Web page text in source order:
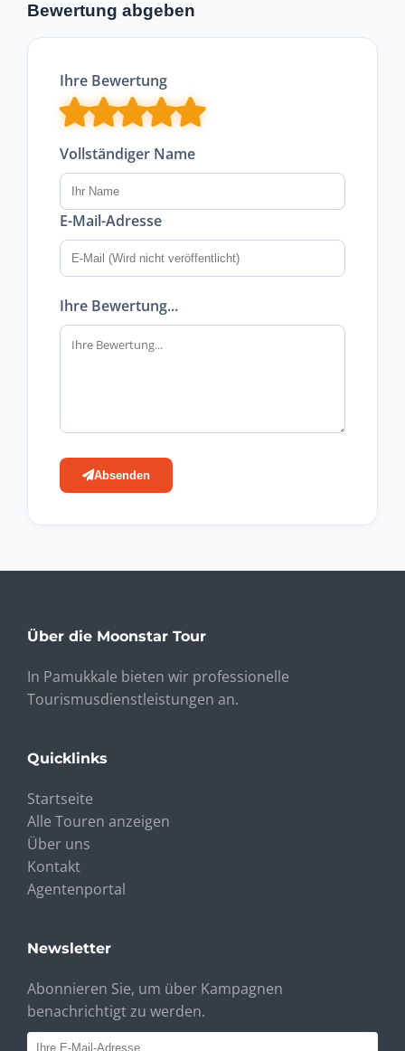
Bewertung abgeben
Ihre Bewertung
Vollständiger Name
E-Mail-Adresse
Ihre Bewertung...
Absenden
Über die Moonstar Tour
In Pamukkale bieten wir professionelle
Tourismusdienstleistungen an.
Quicklinks
Startseite
Alle Touren anzeigen
Über uns
Kontakt
Agentenportal
Newsletter
Abonnieren Sie, um über Kampagnen
benachrichtigt zu werden.